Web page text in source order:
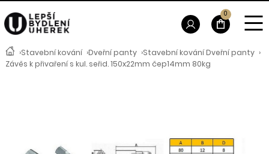
›Stavební kování ›Dveřní panty ›Stavební kování Dveřní panty ›
Závěs k přivaření s kul. seřid. 150x22mm čep14mm 80kg
0